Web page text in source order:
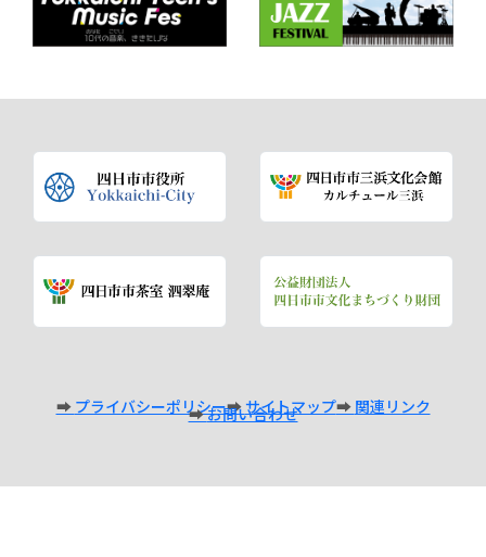
プライバシーポリシー サイトマップ 関連リンク
お問い合わせ